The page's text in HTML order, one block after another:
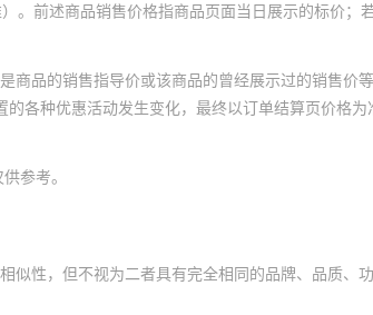
前述商品销售价格指商品页面当日展示的标价；
品的销售指导价或该商品的曾经展示过的销售价
各种优惠活动发生变化，最终以订单结算页价格为
参考。
性，但不视为二者具有完全相同的品牌、品质、功